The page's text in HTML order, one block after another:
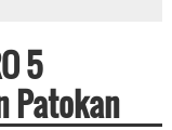
5
Patokan